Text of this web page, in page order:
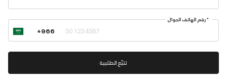
+966
تتبّع الطلبية